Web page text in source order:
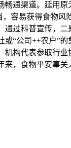
通渠道。延用
容易获得食物风
过科普宣传，
“公司++农户”
构代表参取行
，食物平安事